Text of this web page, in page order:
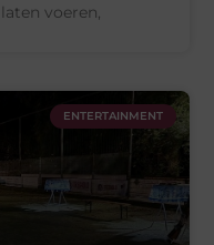
voeren,
ENTERTAINMENT